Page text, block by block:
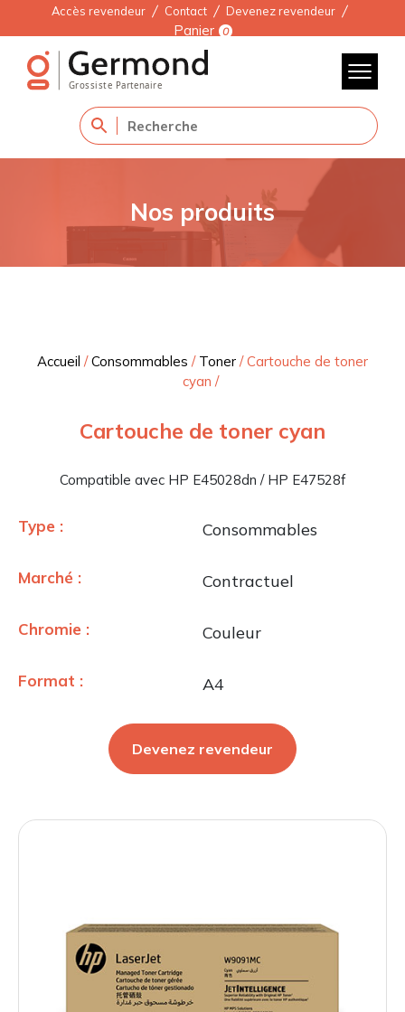
Accès revendeur Contact Devenez revendeur
Panier 0
Nos produits
Accueil /Consommables / Toner /Cartouche de toner
cyan /
Cartouche de toner cyan
Compatible avec HP E45028dn / HP E47528f
Type : Consommables
Marché : Contractuel
Chromie : Couleur
Format : A4
Devenez revendeur